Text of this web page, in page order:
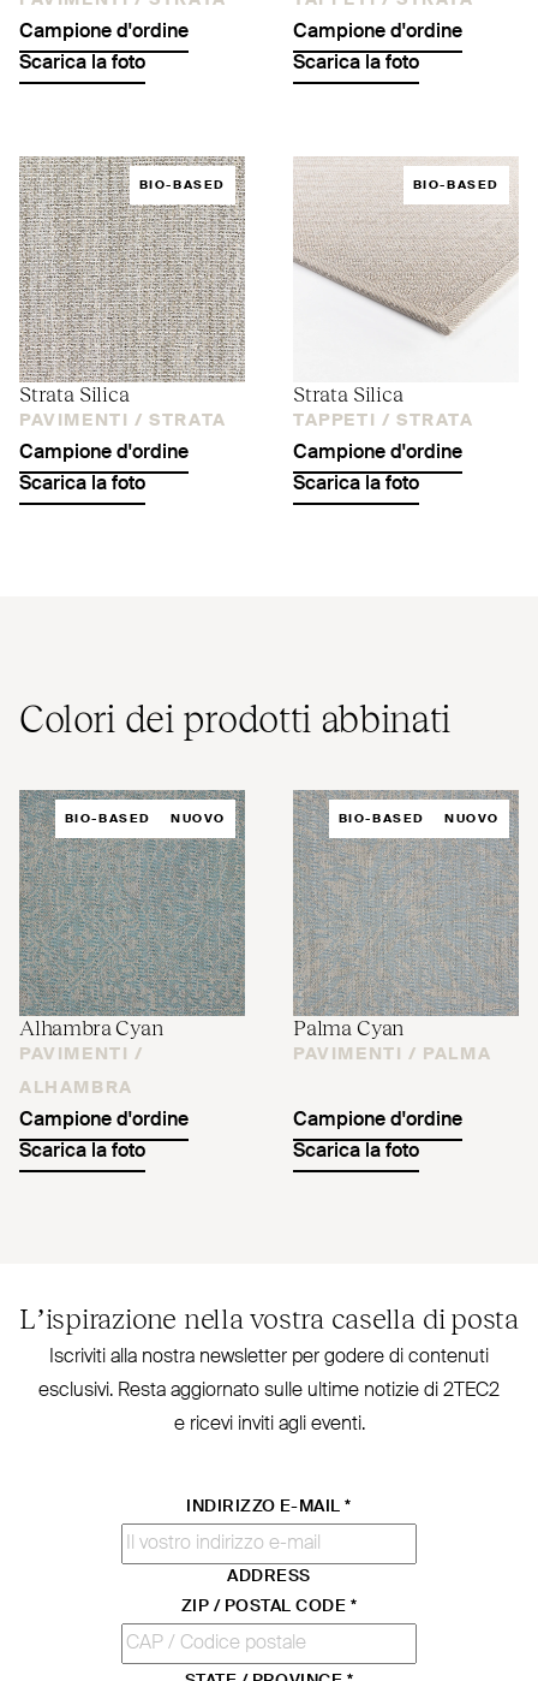
Campione d'ordine
Scarica la foto
Campione d'ordine
Scarica la foto
BIO-BASED
Strata Silica
PAVIMENTI / STRATA
Campione d'ordine
Scarica la foto
BIO-BASED
Strata Silica
TAPPETI / STRATA
Campione d'ordine
Scarica la foto
Colori dei prodotti abbinati
BIO-BASED NUOVO
Alhambra Cyan
PAVIMENTI /
ALHAMBRA
Campione d'ordine
Scarica la foto
BIO-BASED NUOVO
Palma Cyan
PAVIMENTI / PALMA
Campione d'ordine
Scarica la foto
L’ispirazione nella vostra casella di posta
Iscriviti alla nostra new­sletter per godere di contenuti
esclusivi. Resta aggiornato sulle ultime notizie di 2TEC2
e ricevi inviti agli eventi.
INDIRIZZO E-MAIL*
ADDRESS
ZIP / POSTAL CODE *